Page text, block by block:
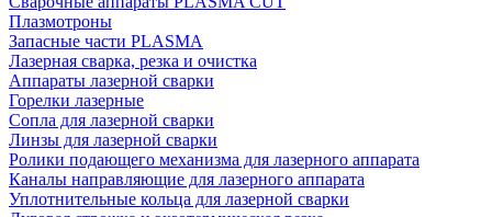
Плазмотроны
Запасные части PLASMA
Лазерная сварка, резка и очистка
Аппараты лазерной сварки
Горелки лазерные
Сопла для лазерной сварки
Линзы для лазерной сварки
Ролики подающего механизма для лазерного аппарата
Каналы направляющие для лазерного аппарата
Уплотнительные кольца для лазерной сварки